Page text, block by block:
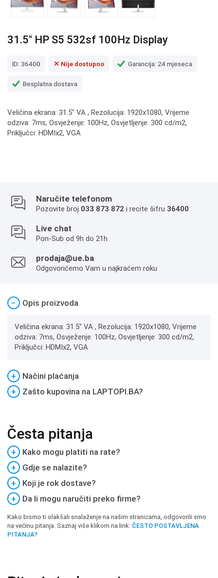
31.5" HP S5 532sf 100Hz Display
ID: 36400 ✕ Nije dostupno Garancija: 24 mjeseca
Besplatna dostava
Veličina ekrana: 31.5" VA , Rezolucija: 1920x1080, Vrijeme
odziva: 7ms, Osvježenje: 100Hz, Osvjetljenje: 300 cd/m2,
Priključci: HDMIx2, VGA
Naručite telefonom
Pozovite broj 033 873 872 i recite šifru 36400
Live chat
Pon-Sub od 9h do 21h
prodaja@ue.ba
Odgovorićemo Vam u najkraćem roku
− Opis proizvoda
Veličina ekrana: 31.5" VA , Rezolucija: 1920x1080, Vrijeme
odziva: 7ms, Osvježenje: 100Hz, Osvjetljenje: 300 cd/m2,
Priključci: HDMIx2, VGA
+
Načini plaćanja
+
Zašto kupovina na LAPTOPI.BA?
Česta pitanja
+
Kako mogu platiti na rate?
+
Gdje se nalazite?
+
Koji je rok dostave?
+
Da li mogu naručiti preko firme?
Kako bismo ti olakšali snalaženje na našim stranicama, odgovorili smo
na većinu pitanja. Saznaj više klikom na link: ČESTO POSTAVLJENA
PITANJA?